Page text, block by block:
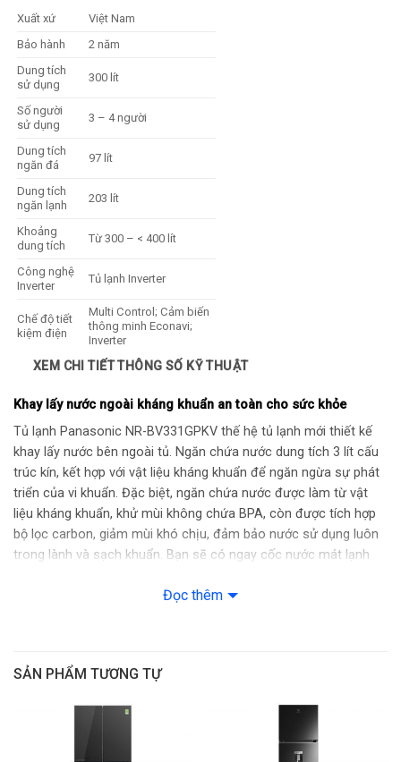
Xuất xứ
Việt Nam
Bảo hành
2 năm
Dung tích
sử dụng
300 lít
Số người
sử dụng
3 – 4 người
Dung tích
ngăn đá
97 lít
Dung tích
ngăn lạnh
203 lít
Khoảng
dung tích
Từ 300 – < 400 lít
Công nghệ
Inverter
Tủ lạnh Inverter
Chế độ tiết
kiệm điện
Multi Control; Cảm biến
thông minh Econavi;
Inverter
Công nghệ
Làm lạnh vòng cung
Công nghệ
khuẩn, khử
mùi
Loại bỏ hiệu quả
99,99%* vi khuẩn – Blue
Công nghệ
bảo quản
Ngăn cấp đông mềm
thế hệ mới Prime Fresh+;
Ngăn rau quả giữ ẩm
Tiện ích
Làm đá tự động; Lấy
nước bên ngoài
Cao 168 cm – Rộng 60.1
XEM CHI TIẾT THÔNG SỐ KỸ THUẬT
Khay lấy nước ngoài kháng khuẩn an toàn cho sức khỏe
Tủ lạnh Panasonic NR-BV331GPKV thế hệ tủ lạnh mới thiết kế
khay lấy nước bên ngoài tủ. Ngăn chứa nước dung tích 3 lít cấu
trúc kín, kết hợp với vật liệu kháng khuẩn để ngăn ngừa sự phát
triển của vi khuẩn. Đặc biệt, ngăn chứa nước được làm từ vật
liệu kháng khuẩn, khử mùi không chứa BPA, còn được tích hợp
bộ lọc carbon, giảm mùi khó chịu, đảm bảo nước sử dụng luôn
trong lành và sạch khuẩn. Bạn sẽ có ngay cốc nước mát lạnh
mở cửa gây hao phí điện năng.Đọc thêm
SẢN PHẨM TƯƠNG TỰ